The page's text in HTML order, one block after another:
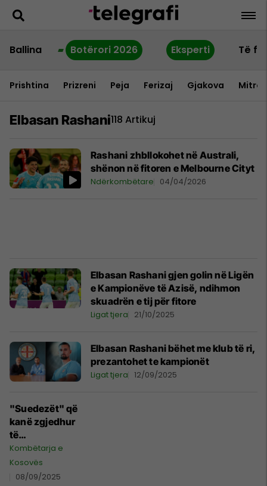
Ballina Botërori 2026 Eksperti Të
Prishtina Prizreni Peja Ferizaj Gjakova
Elbasan Rashani118 Artikuj
Rashani zhbllokohet në Australi,
shënon në fitoren e Melbourne Cityt
Ndërkombëtare 04/04/2026
Elbasan Rashani gjen golin në Ligën
e Kampionëve të Azisë, ndihmon
skuadrën e tij për fitore
Ligat tjera 21/10/2025
Elbasan Rashani bëhet me klub të ri,
prezantohet te kampionët
Ligat tjera 12/09/2025
"Suedezët" që
kanë zgjedhur
të
përfaqësojnë
Kosovën - lista
është e gjatë,
Kombëtarja e
Kosovës
08/09/2025